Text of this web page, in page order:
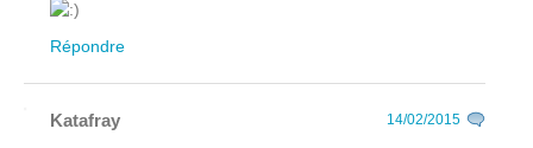
Répondre
Katafray 14/02/2015